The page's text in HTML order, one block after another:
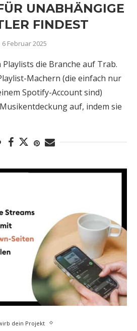
UNABHÄNGIGE
FINDEST
6 Februar 2025
die Branche auf Trab.
Machern (die einfach nur
Spotify-Account sind)
auf, indem sie
dein Projekt